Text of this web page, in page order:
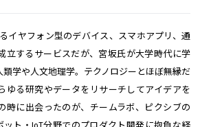
イヤフォン型のデバイス、スマホアプリ、通
立するサービスだが、宮坂氏が大学時代に学
類学や人文地理学。テクノロジーとほぼ無縁だ
ゆる研究やデータをリサーチしてアイデアを
時に出会ったのが、チームラボ、ピクシブの